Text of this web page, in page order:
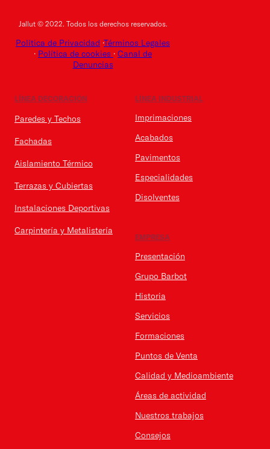
Jallut © 2022. Todos los derechos reservados.
Política de Privacidad ·Términos Legales
· Política de cookies · Canal de
Denuncias
LÍNEA DECORACIÓN
Paredes y Techos
Fachadas
Aislamiento Térmico
Terrazas y Cubiertas
Instalaciones Deportivas
Carpintería y Metalistería
LÍNEA INDUSTRIAL
Imprimaciones
Acabados
Pavimentos
Especialidades
Disolventes
EMPRESA
Presentación
Grupo Barbot
Historia
Servicios
Formaciones
Puntos de Venta
Calidad y Medioambiente
Áreas de actividad
Nuestros trabajos
Consejos